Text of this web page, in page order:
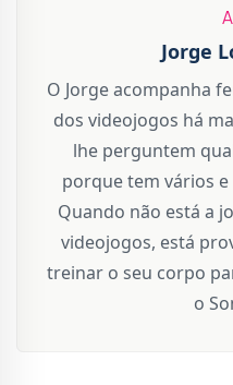
Jorge
O Jorge acompanha
dos videojogos há
lhe perguntem
porque tem vários e
Quando não está a
videojogos, está
treinar o seu corpo
o